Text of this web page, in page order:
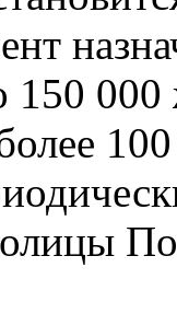
150